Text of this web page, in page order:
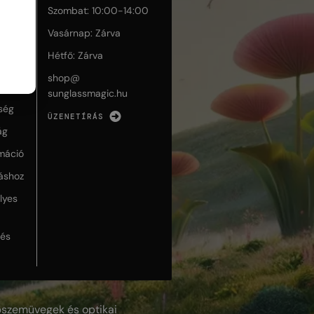
Szombat: 10:00-14:00
Vasárnap: Zárva
Hétfő: Zárva
shop@
sunglassmagic.hu
ÜZENETÍRÁS
és optikai